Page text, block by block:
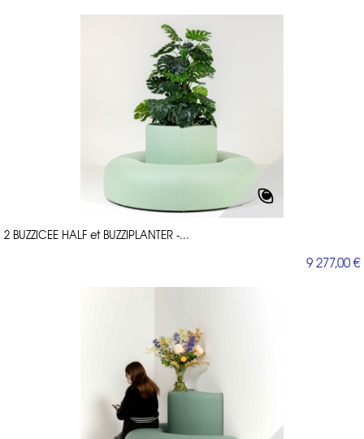
2 BUZZICEE HALF et BUZZIPLANTER -...
9 277,00 €